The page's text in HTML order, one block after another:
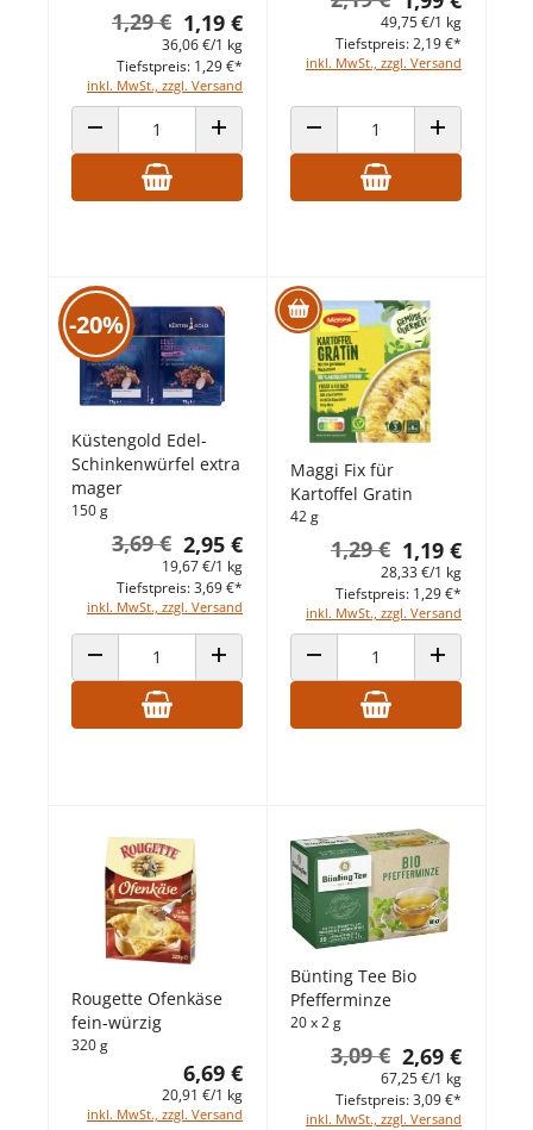
1,19 €
1,29 €
36,06 €/1 kg
inkl. MwSt., zzgl. Versand
Tiefstpreis: 1,29 €*
ANZAHL VERRINGERNANZAHL ERHÖHEN
49,75 €/1 kg
inkl. MwSt., zzgl. Versand
Tiefstpreis: 2,19 €*
ANZAHL VERRINGERNANZAHL
-20%
Küstengold Edel-
Schinkenwürfel extra
mager
150 g
2,95 €
3,69 €
19,67 €/1 kg
inkl. MwSt., zzgl. Versand
Tiefstpreis: 3,69 €*
ANZAHL VERRINGERNANZAHL ERHÖHEN
Maggi Fix für
Kartoffel Gratin
42 g
1,19 €
1,29 €
28,33 €/1 kg
inkl. MwSt., zzgl. Versand
Tiefstpreis: 1,29 €*
ANZAHL VERRINGERNANZAHL
Rougette Ofenkäse
fein-würzig
320 g
6,69 €
20,91 €/1 kg
inkl. MwSt., zzgl. Versand
Bünting Tee Bio
Pfefferminze
20 x 2 g
2,69 €
3,09 €
67,25 €/1 kg
inkl. MwSt., zzgl. Versand
Tiefstpreis: 3,09 €*